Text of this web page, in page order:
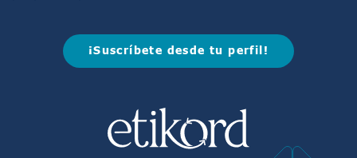
Experiencias Consumidor
Información
¡Suscríbete desde tu perfil!